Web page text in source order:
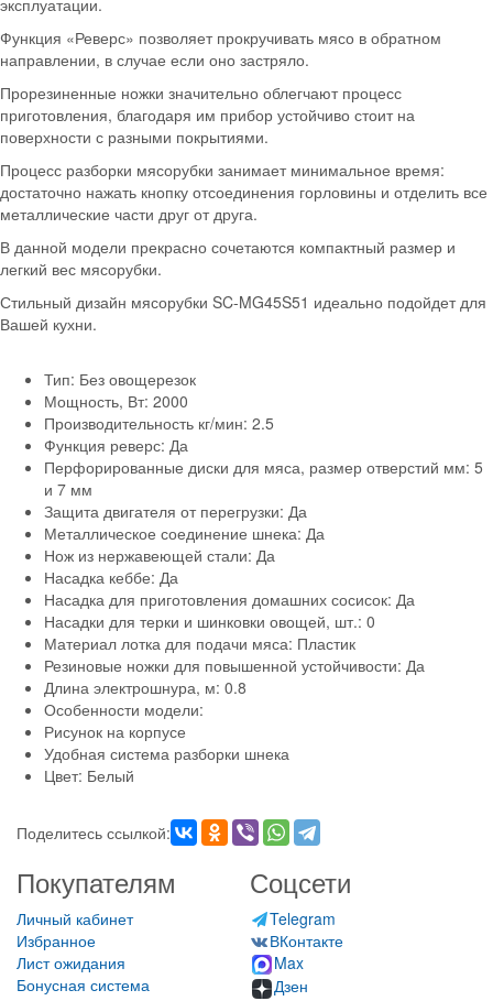
эксплуатации.
Функция «Реверс» позволяет прокручивать мясо в обратном
направлении, в случае если оно застряло.
Прорезиненные ножки значительно облегчают процесс
приготовления, благодаря им прибор устойчиво стоит на
поверхности с разными покрытиями.
Процесс разборки мясорубки занимает минимальное время:
достаточно нажать кнопку отсоединения горловины и отделить все
металлические части друг от друга.
В данной модели прекрасно сочетаются компактный размер и
легкий вес мясорубки.
Стильный дизайн мясорубки SC-MG45S51 идеально подойдет для
Вашей кухни.
Тип: Без овощерезок
Мощность, Вт: 2000
Производительность кг/мин: 2.5
Функция реверс: Да
Перфорированные диски для мяса, размер отверстий мм: 5
и 7 мм
Защита двигателя от перегрузки: Да
Металлическое соединение шнека: Да
Нож из нержавеющей стали: Да
Насадка кеббе: Да
Насадка для приготовления домашних сосисок: Да
Насадки для терки и шинковки овощей, шт.: 0
Материал лотка для подачи мяса: Пластик
Резиновые ножки для повышенной устойчивости: Да
Длина электрошнура, м: 0.8
Особенности модели:
Рисунок на корпусе
Удобная система разборки шнека
Цвет: Белый
Поделитесь ссылкой:
Покупателям
Личный кабинет
Избранное
Лист ожидания
Бонусная система
Соцсети
Telegram
ВКонтакте
Max
Дзен